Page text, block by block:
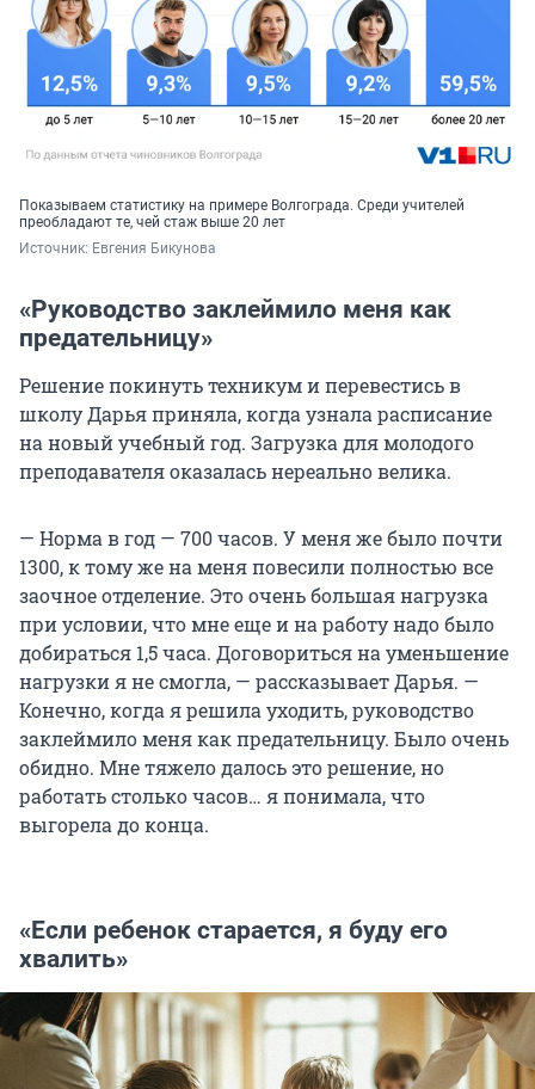
Показываем статистику на примере Волгограда. Среди учителей
преобладают те, чей стаж выше 20 лет
Источник: Евгения Бикунова
«Руководство заклеймило меня как
предательницу»
Решение покинуть техникум и перевестись в
школу Дарья приняла, когда узнала расписание
на новый учебный год. Загрузка для молодого
преподавателя оказалась нереально велика.
— Норма в год — 700 часов. У меня же было почти
1300, к тому же на меня повесили полностью все
заочное отделение. Это очень большая нагрузка
при условии, что мне еще и на работу надо было
добираться 1,5 часа. Договориться на уменьшение
нагрузки я не смогла, — рассказывает Дарья. —
Конечно, когда я решила уходить, руководство
заклеймило меня как предательницу. Было очень
обидно. Мне тяжело далось это решение, но
работать столько часов… я понимала, что
выгорела до конца.
«Если ребенок старается, я буду его
хвалить»